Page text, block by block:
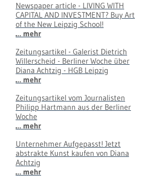
Newspaper article - LIVING WITH
CAPITAL AND INVESTMENT? Buy Art
of the New Leipzig School!
… mehr
Zeitungsartikel - Galerist Dietrich
Willerscheid - Berliner Woche über
Diana Achtzig - HGB Leipzig
… mehr
Zeitungsartikel vom Journalisten
Philipp Hartmann aus der Berliner
Woche
… mehr
Unternehmer Aufgepasst! Jetzt
abstrakte Kunst kaufen von Diana
Achtzig
… mehr